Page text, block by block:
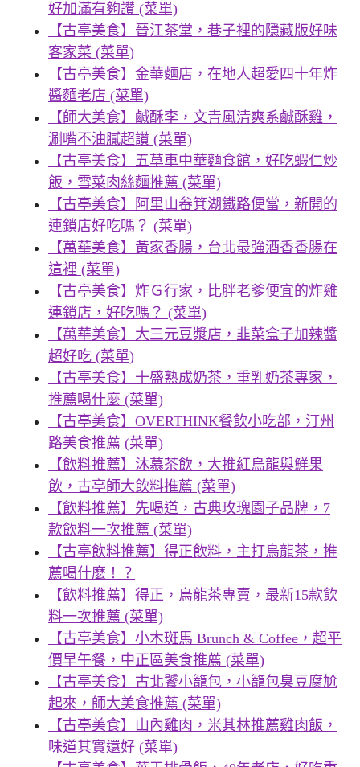
好加滿有夠讚 (菜單)
【古亭美食】晉江茶堂，巷子裡的隱藏版好味
客家菜 (菜單)
【古亭美食】金華麵店，在地人超愛四十年炸
醬麵老店 (菜單)
【師大美食】鹹酥李，文青風清爽系鹹酥雞，
涮嘴不油膩超讚 (菜單)
【古亭美食】五草車中華麵食館，好吃蝦仁炒
飯，雪菜肉絲麵推薦 (菜單)
【古亭美食】阿里山畚箕湖鐵路便當，新開的
連鎖店好吃嗎？ (菜單)
【萬華美食】黃家香腸，台北最強酒香香腸在
這裡 (菜單)
【古亭美食】炸Ｇ行家，比胖老爹便宜的炸雞
連鎖店，好吃嗎？ (菜單)
【萬華美食】大三元豆漿店，韭菜盒子加辣醬
超好吃 (菜單)
【古亭美食】十盛熟成奶茶，重乳奶茶專家，
推薦喝什麼 (菜單)
【古亭美食】OVERTHINK餐飲小吃部，汀州
路美食推薦 (菜單)
【飲料推薦】沐慕茶飲，大推紅烏龍與鮮果
飲，古亭師大飲料推薦 (菜單)
【飲料推薦】先喝道，古典玫瑰園子品牌，7
款飲料一次推薦 (菜單)
【古亭飲料推薦】得正飲料，主打烏龍茶，推
薦喝什麽！？
【飲料推薦】得正，烏龍茶專賣，最新15款飲
料一次推薦 (菜單)
【古亭美食】小木斑馬 Brunch & Coffee，超平
價早午餐，中正區美食推薦 (菜單)
【古亭美食】古北饕小籠包，小籠包臭豆腐尬
起來，師大美食推薦 (菜單)
【古亭美食】山內雞肉，米其林推薦雞肉飯，
味道其實還好 (菜單)